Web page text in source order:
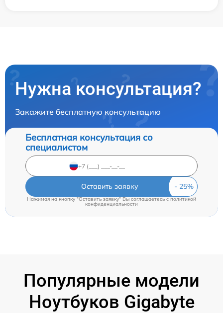
Нужна консультация?
Закажите бесплатную консультацию
Бесплатная консультация со
специалистом
Оставить заявку
Нажимая на кнопку "Оставить заявку" Вы соглашаетесь cполитикой
конфиденциальности
Популярные модели
Ноутбуков Gigabyte